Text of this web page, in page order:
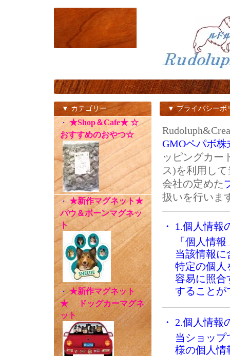
▼ カテゴリー
・ ★Shop＆Cafe★ ☆
おすすめのおやつ☆
・ ★新作マグネット★
パウ＆ボーンマグネッ
ト
・★新作マグネット
★ ドッグカーマグネ
ット
▼ プライバシーポ
GMOペパボ株
ッピングカ
ス)を利用し
会社の定めた
扱いを行いま
・ 1.個人情報
「個人情
当該情報
特定の個人
容易に照合
することが
・ 2.個人情報
当ショッ
様の個人情